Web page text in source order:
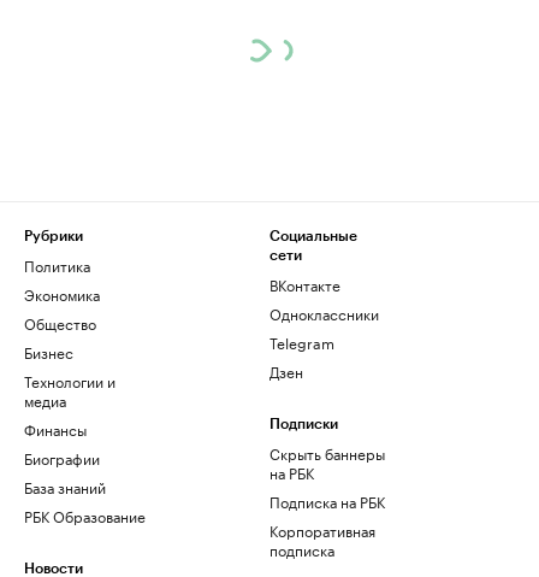
Рубрики
Политика
Экономика
Общество
Бизнес
Технологии и
медиа
Финансы
Биографии
База знаний
РБК Образование
Новости
Социальные
сети
ВКонтакте
Одноклассники
Telegram
Дзен
Подписки
Скрыть баннеры
на РБК
Подписка на РБК
Корпоративная
подписка